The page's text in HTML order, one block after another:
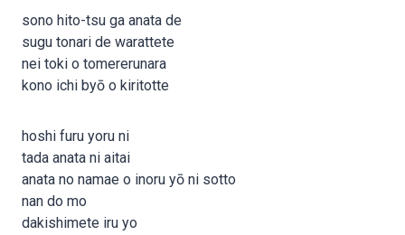
sono hito-tsu ga anata de
sugu tonari de warattete
nei toki o tomererunara
kono ichi byō o kiritotte
hoshi furu yoru ni
tada anata ni aitai
anata no namae o inoru yō ni sotto
nan do mo
dakishimete iru yo